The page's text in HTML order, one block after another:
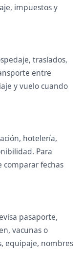
impuestos y
traslados,
entre
y vuelo cuando
hotelería,
Para
comparar fechas
pasaporte,
vacunas o
equipaje, nombres